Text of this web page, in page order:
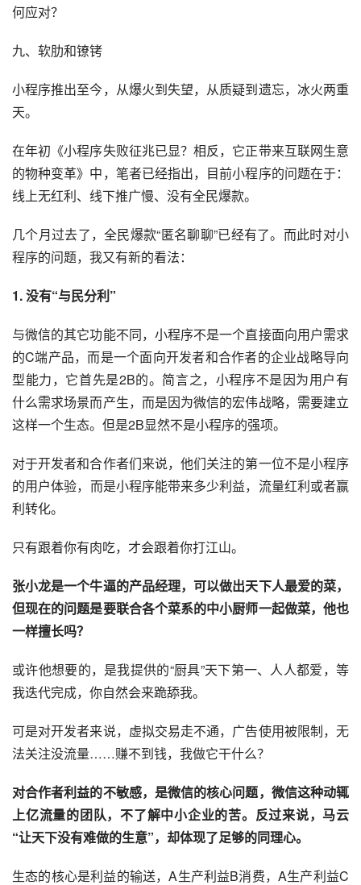
何应对？
九、软肋和镣铐
小程序推出至今，从爆火到失望，从质疑到遗忘，冰火两重
天。
在年初《小程序失败征兆已显？相反，它正带来互联网生意
的物种变革》中，笔者已经指出，目前小程序的问题在于：
线上无红利、 线下推广慢、没有全民爆款。
几个月过去了，全民爆款“匿名聊聊”已经有了。而此时对小
程序的问题，我又有新的看法：
1. 没有“与民分利”
与微信的其它功能不同，小程序不是一个直接面向用户需求
的C端产品，而是一个面向开发者和合作者的企业战略导向
型能力，它首先是2B的。简言之，小程序不是因为用户有
什么需求场景而产生，而是因为微信的宏伟战略，需要建立
这样一个生态。但是2B显然不是小程序的强项。
对于开发者和合作者们来说，他们关注的第一位不是小程序
的用户体验，而是小程序能带来多少利益，流量红利或者赢
利转化。
只有跟着你有肉吃，才会跟着你打江山。
张小龙是一个牛逼的产品经理，可以做出天下人最爱的菜，
但现在的问题是要联合各个菜系的中小厨师一起做菜，他也
一样擅长吗？
或许他想要的，是我提供的“厨具”天下第一、人人都爱，等
我迭代完成，你自然会来跪舔我。
可是对开发者来说，虚拟交易走不通，广告使用被限制，无
法关注没流量……赚不到钱，我做它干什么？
对合作者利益的不敏感，是微信的核心问题，微信这种动辄
上亿流量的团队，不了解中小企业的苦。 反过来说，马云
“让天下没有难做的生意”，却体现了足够的同理心。
生态的核心是利益的输送，A生产利益B消费，A生产利益C